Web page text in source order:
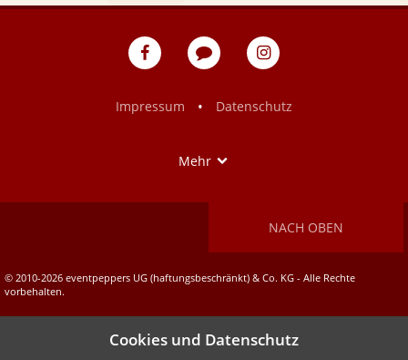
eventpeppers
Blog
eventpeppers
Impressum
• Datenschutz
Mehr
NACH OBEN
© 2010-2026 eventpeppers UG (haftungsbeschränkt) & Co. KG - Alle Rechte
vorbehalten.
Cookies und Datenschutz